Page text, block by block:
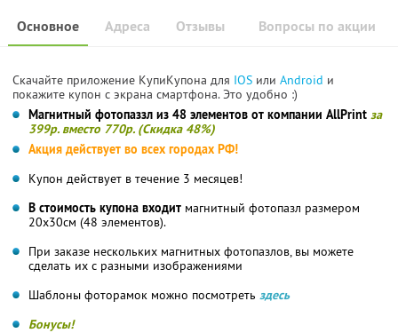
Основное Отзывы Вопросы по акции
Адреса
Скачайте приложение КупиКупона для IOS или Android и
покажите купон с экрана смартфона. Это удобно :)
Магнитный фотопаззл из 48 элементов от компании AllPrint за
399р. вместо 770р. (Скидка 48%)
Акция действует во всех городах РФ!
Купон действует в течение 3 месяцев!
В стоимость купона входит магнитный фотопазл размером
20х30см (48 элементов).
При заказе нескольких магнитных фотопазлов, вы можете
сделать их с разными изображениями
Шаблоны фоторамок можно посмотреть здесь
Бонусы!